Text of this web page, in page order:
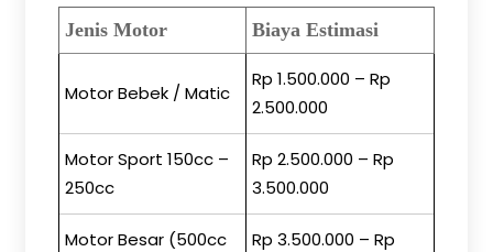
Jenis Motor Biaya Estimasi
Motor Bebek / Matic
Rp 1.500.000 – Rp
2.500.000
Motor Sport 150cc –
250cc
Rp 2.500.000 – Rp
3.500.000
Motor Besar (500cc
Rp 3.500.000 – Rp